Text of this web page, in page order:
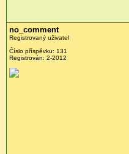
no_comment
Registrovaný uživatel
Číslo příspěvku: 131
Registrován: 2-2012